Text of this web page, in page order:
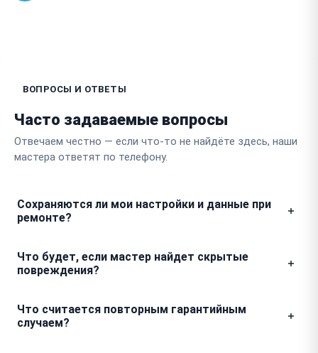
ВОПРОСЫ И ОТВЕТЫ
Часто задаваемые вопросы
Отвечаем честно — если что-то не найдёте здесь, наши
мастера ответят по телефону.
Сохраняются ли мои настройки и данные при
ремонте?
персональными данными или пользовательскими
файлами. При проведении технического
ремонт затрагивает исключительно аппаратную
часть и компоненты управления движением.
Что будет, если мастер найдет скрытые
повреждения?
вашего подтверждения. Если в процессе разборки
обнаруживается поломка, не выявленная на этапе
Что считается повторным гарантийным
случаем?